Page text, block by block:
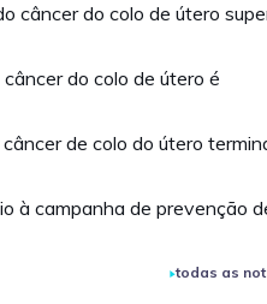
câncer do colo de útero
do colo de útero é
de colo do útero
à campanha de prevenção
todas as